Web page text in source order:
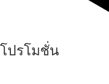
โปรโมชั่น